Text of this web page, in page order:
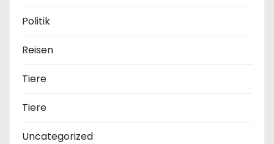
Politik
Reisen
Tiere
Tiere
Uncategorized